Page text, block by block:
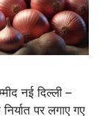
नई दिल्ली –
पर लगाए गए